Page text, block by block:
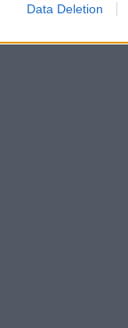
Data Deletion